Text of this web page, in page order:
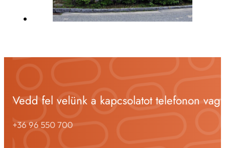
Vedd fel velünk a kapcsolatot telefonon
+36 96 550 700